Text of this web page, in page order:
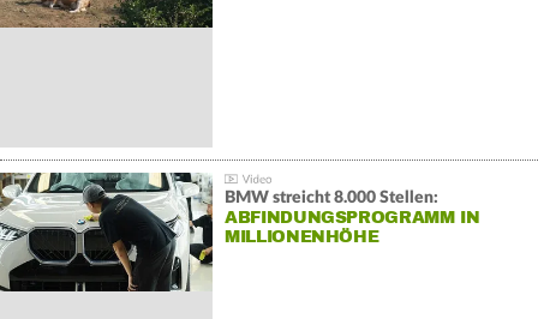
BMW streicht 8.000 Stellen:
ABFINDUNGSPROGRAMM IN
MILLIONENHÖHE